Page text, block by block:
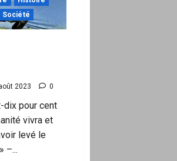
Société
2023 0
dix pour cent
vivra et
levé le
–...